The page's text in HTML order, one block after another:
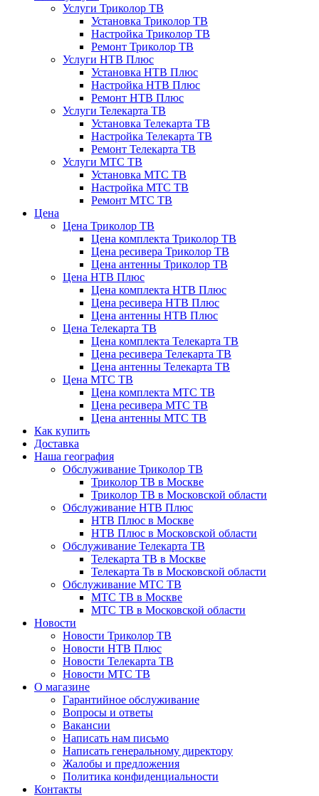
Услуги Триколор ТВ
Установка Триколор ТВ
Настройка Триколор ТВ
Ремонт Триколор ТВ
Услуги НТВ Плюс
Установка НТВ Плюс
Настройка НТВ Плюс
Ремонт НТВ Плюс
Услуги Телекарта ТВ
Установка Телекарта ТВ
Настройка Телекарта ТВ
Ремонт Телекарта ТВ
Услуги МТС ТВ
Установка МТС ТВ
Настройка МТС ТВ
Ремонт МТС ТВ
Цена
Цена Триколор ТВ
Цена комплекта Триколор ТВ
Цена ресивера Триколор ТВ
Цена антенны Триколор ТВ
Цена НТВ Плюс
Цена комплекта НТВ Плюс
Цена ресивера НТВ Плюс
Цена антенны НТВ Плюс
Цена Телекарта ТВ
Цена комплекта Телекарта ТВ
Цена ресивера Телекарта ТВ
Цена антенны Телекарта ТВ
Цена МТС ТВ
Цена комплекта МТС ТВ
Цена ресивера МТС ТВ
Цена антенны МТС ТВ
Как купить
Доставка
Наша география
Обслуживание Триколор ТВ
Триколор ТВ в Москве
Триколор ТВ в Московской области
Обслуживание НТВ Плюс
НТВ Плюс в Москве
НТВ Плюс в Московской области
Обслуживание Телекарта ТВ
Телекарта ТВ в Москве
Телекарта Тв в Московской области
Обслуживание МТС ТВ
МТС ТВ в Москве
МТС ТВ в Московской области
Новости
Новости Триколор ТВ
Новости НТВ Плюс
Новости Телекарта ТВ
Новости МТС ТВ
О магазине
Гарантийное обслуживание
Вопросы и ответы
Вакансии
Написать нам письмо
Написать генеральному директору
Жалобы и предложения
Политика конфиденциальности
Контакты